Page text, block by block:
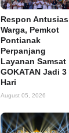
Respon Antusias
Warga, Pemkot
Pontianak
Perpanjang
Layanan Samsat
GOKATAN Jadi 3
Hari
August 05, 2026